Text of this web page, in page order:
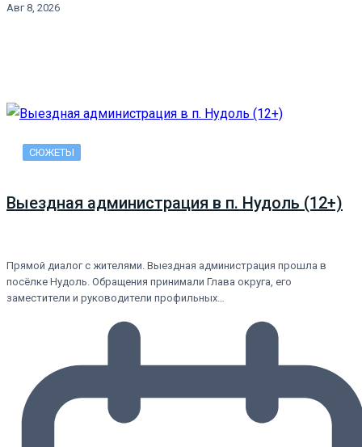
Авг 8, 2026
СЮЖЕТЫ
Выездная администрация в п. Нудоль (12+)
Прямой диалог с жителями. Выездная администрация прошла в
посёлке Нудоль. Обращения принимали Глава округа, его
заместители и руководители профильных…